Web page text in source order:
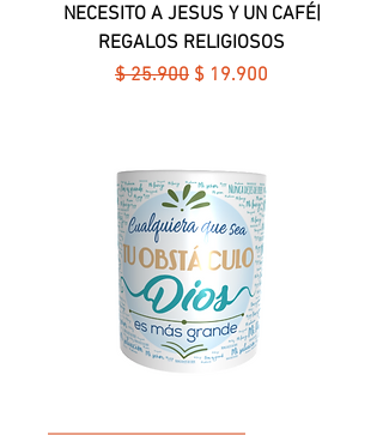
NECESITO A JESUS Y UN CAFÉ|
REGALOS RELIGIOSOS
Precio
$ 25.900 Precio de oferta
$ 19.900